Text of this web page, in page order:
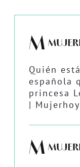
Quién
española
princesa
| Mujerhoy